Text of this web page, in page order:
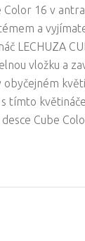
Color 16 v
a
LECHUZA
vložku a
obyčejném
s tímto
Cube